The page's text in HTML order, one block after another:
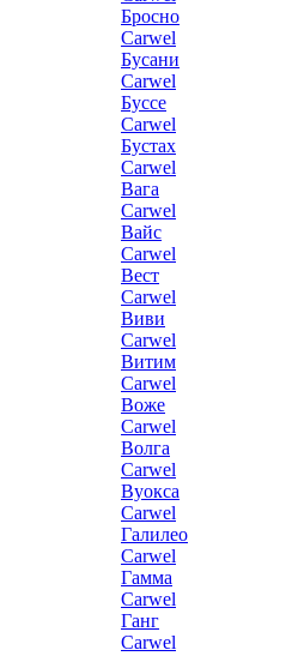
Бросно
Carwel
Бусани
Carwel
Буссе
Carwel
Бустах
Carwel
Вага
Carwel
Вайс
Carwel
Вест
Carwel
Виви
Carwel
Витим
Carwel
Воже
Carwel
Волга
Carwel
Вуокса
Carwel
Галилео
Carwel
Гамма
Carwel
Ганг
Carwel